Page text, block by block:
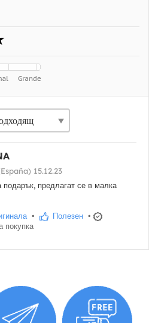
15.12.23
подарък, предлагат се в малка
• Полезен •
покупка